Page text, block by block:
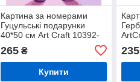
Картина за номерами
Гуцульські подарунки
40*50 см Art Craft 10392-
265₴
Купити
235